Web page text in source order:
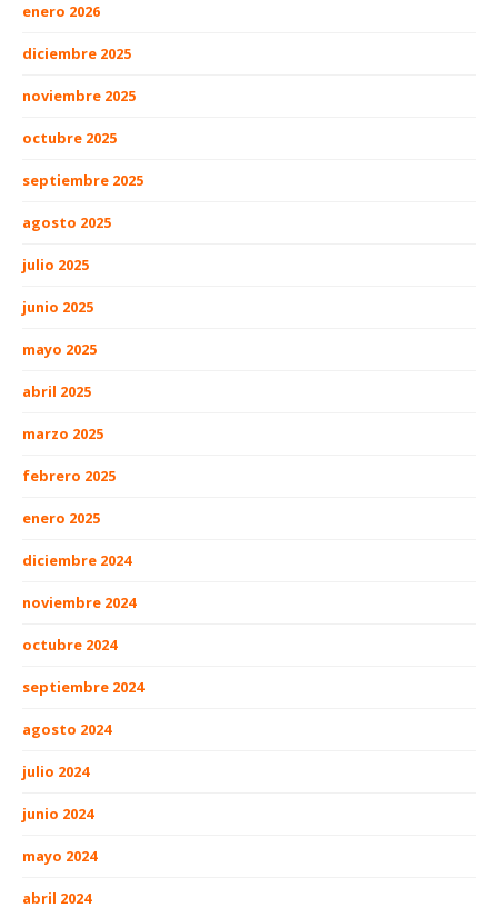
enero 2026
diciembre 2025
noviembre 2025
octubre 2025
septiembre 2025
agosto 2025
julio 2025
junio 2025
mayo 2025
abril 2025
marzo 2025
febrero 2025
enero 2025
diciembre 2024
noviembre 2024
octubre 2024
septiembre 2024
agosto 2024
julio 2024
junio 2024
mayo 2024
abril 2024